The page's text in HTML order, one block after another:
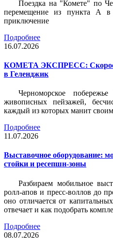
Поездка на "Комете" по
перемещение из пункта А
приключение
Подробнее
16.07.2026
КОМЕТА ЭКСПРЕСС:
в Геленджик
Черноморское
живописных пейзажей,
каждый из которых манит
Подробнее
11.07.2026
Выставочное оборудование:
стойки и ресепшн-зоны
Разбираем мобильное
ролл-апов и пресс-воллов до
оно отличается от
отвечает и как подобрать
Подробнее
08.07.2026